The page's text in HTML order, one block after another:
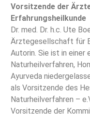
Vorsitzende der
Erfahrungsheilkunde
Dr. med. Dr. h.c. Ute
Ärztegesellschaft für
Autorin. Sie ist in einer
Naturheilverfahren,
Ayurveda
als Vorsitzende des
Naturheilverfahren –
Vorsitzende der